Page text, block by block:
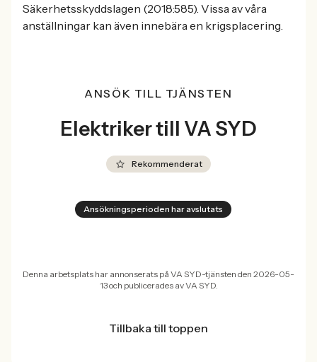
Säkerhetsskyddslagen (2018:585). Vissa av våra
anställningar kan även innebära en krigsplacering.
ANSÖK TILL TJÄNSTEN
Elektriker till VA SYD
Rekommenderat
Ansökningsperioden har avslutats
Denna arbetsplats har annonserats på VA SYD-tjänsten den 2026-05-
13 och publicerades av VA SYD.
Tillbaka till toppen